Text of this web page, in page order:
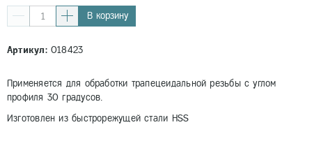
В корзину
Артикул:018423
Применяется для обработки трапецеидальной резьбы с углом
профиля 30 градусов.
Изготовлен из быстрорежущей стали HSS